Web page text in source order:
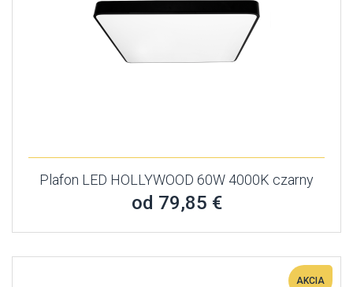
Plafon LED HOLLYWOOD 60W 4000K czarny
od 79,85 €
AKCIA